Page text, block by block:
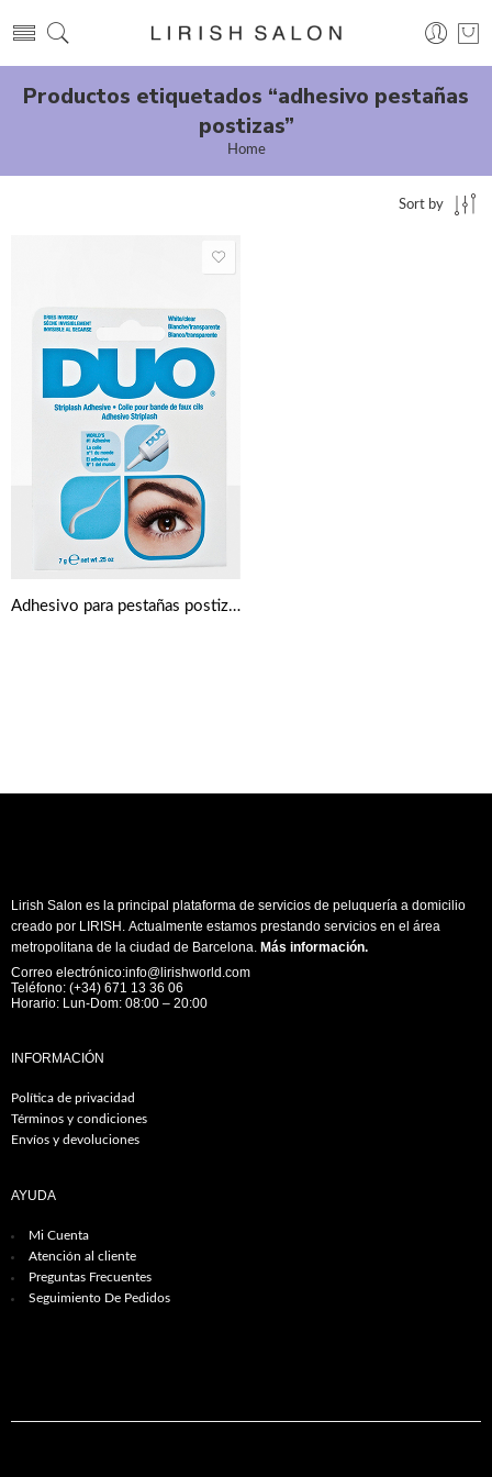
Productos etiquetados “adhesivo pestañas
postizas”
Home
Sort by
Adhesivo para pestañas postizas transparente 7 g de Ardell Duo
Lirish Salon es la principal plataforma de servicios de peluquería a domicilio
creado por LIRISH. Actualmente estamos prestando servicios en el área
metropolitana de la ciudad de Barcelona. Más información.
Correo electrónico:info@lirishworld.com
Teléfono: (+34) 671 13 36 06
Horario: Lun-Dom: 08:00 – 20:00
INFORMACIÓN
Política de privacidad
Términos y condiciones
Envíos y devoluciones
AYUDA
Mi Cuenta
Atención al cliente
Preguntas Frecuentes
Seguimiento De Pedidos